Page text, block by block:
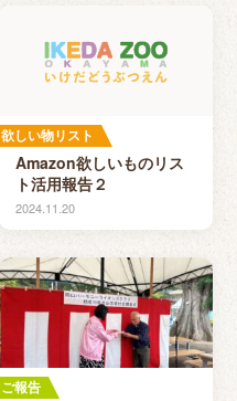
欲しい物リスト
Amazon欲しいものリス
ト活用報告２
2024.11.20
ご報告